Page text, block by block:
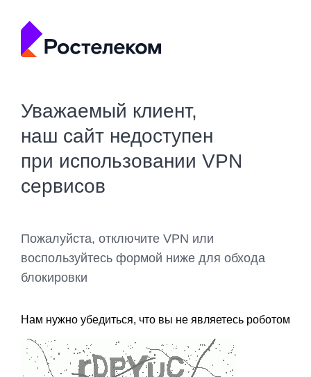
Уважаемый клиент,
наш сайт недоступен
при использовании VPN
сервисов
Пожалуйста, отключите VPN или
воспользуйтесь формой ниже для обхода
блокировки
Нам нужно убедиться, что вы не являетесь роботом